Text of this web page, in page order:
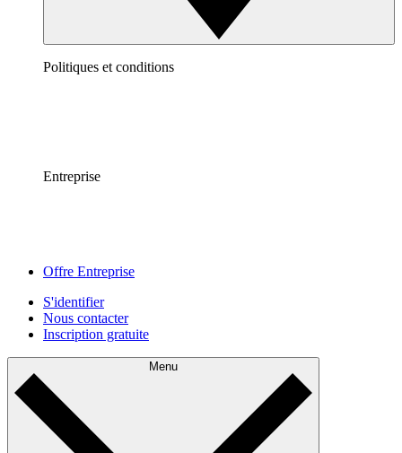
Politiques et conditions
Entreprise
Offre Entreprise
S'identifier
Nous contacter
Inscription gratuite
Menu